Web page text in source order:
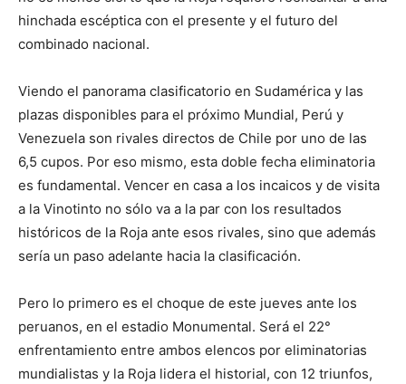
hinchada escéptica con el presente y el futuro del
combinado nacional.
Viendo el panorama clasificatorio en Sudamérica y las
plazas disponibles para el próximo Mundial, Perú y
Venezuela son rivales directos de Chile por uno de las
6,5 cupos. Por eso mismo, esta doble fecha eliminatoria
es fundamental. Vencer en casa a los incaicos y de visita
a la Vinotinto no sólo va a la par con los resultados
históricos de la Roja ante esos rivales, sino que además
sería un paso adelante hacia la clasificación.
Pero lo primero es el choque de este jueves ante los
peruanos, en el estadio Monumental. Será el 22°
enfrentamiento entre ambos elencos por eliminatorias
mundialistas y la Roja lidera el historial, con 12 triunfos,